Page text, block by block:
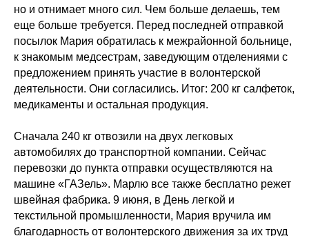
но и отнимает много сил. Чем больше делаешь, тем
еще больше требуется. Перед последней отправкой
посылок Мария обратилась к межрайонной больнице,
к знакомым медсестрам, заведующим отделениями с
предложением принять участие в волонтерской
деятельности. Они согласились. Итог: 200 кг салфеток,
медикаменты и остальная продукция.
Сначала 240 кг отвозили на двух легковых
автомобилях до транспортной компании. Сейчас
перевозки до пункта отправки осуществляются на
машине «ГАЗель». Марлю все также бесплатно режет
швейная фабрика. 9 июня, в День легкой и
текстильной промышленности, Мария вручила им
благодарность от волонтерского движения за их труд